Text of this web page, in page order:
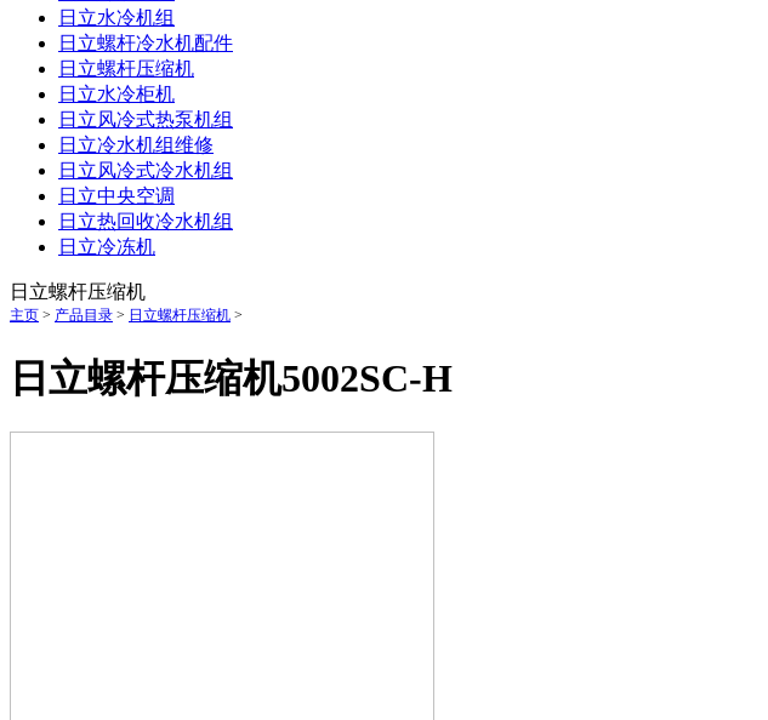
日立水冷机组
日立螺杆冷水机配件
日立螺杆压缩机
日立水冷柜机
日立风冷式热泵机组
日立冷水机组维修
日立风冷式冷水机组
日立中央空调
日立热回收冷水机组
日立冷冻机
日立螺杆压缩机
主页 > 产品目录 > 日立螺杆压缩机 >
日立螺杆压缩机5002SC-H